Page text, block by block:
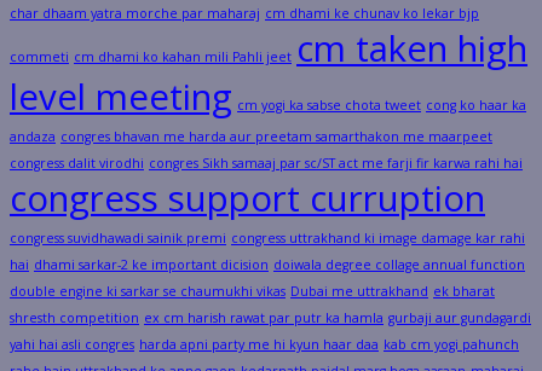
char dhaam yatra morche par maharaj cm dhami ke chunav ko lekar bjp
commeti cm dhami ko kahan mili Pahli jeet cm taken high
level meeting cm yogi ka sabse chota tweet cong ko haar ka
andaza congres bhavan me harda aur preetam samarthakon me maarpeet
congress dalit virodhi congres Sikh samaaj par sc/ST act me farji fir karwa rahi hai
congress support curruption
congress suvidhawadi sainik premi congress uttrakhand ki image damage kar rahi
hai dhami sarkar-2 ke important dicision doiwala degree collage annual function
double engine ki sarkar se chaumukhi vikas Dubai me uttrakhand ek bharat
shresth competition ex cm harish rawat par putr ka hamla gurbaji aur gundagardi
yahi hai asli congres harda apni party me hi kyun haar daa kab cm yogi pahunch